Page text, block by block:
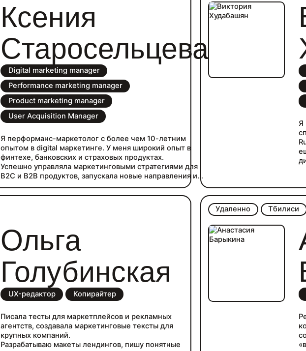
Ксения
Старосельцева
Digital marketing manager
Performance marketing manager
Product marketing manager
User Acquisition Manager
Я перформанс-маркетолог с более чем 10-летним
опытом в digital маркетинге. У меня широкий опыт в
финтехе, банковских и страховых продуктах.
Успешно управляла маркетинговыми стратегиями для
B2C и B2B продуктов, запускала новые направления и
оптимизировала CJM.
Мои проекты увеличивали выручку за год на 53%,
повышали retention до 83% и достигали ROMI и LTV выше
CRM и аналитическими инструментами.
Управляла кросс-функциональными командами до 10
человек.
Я
Ольга
Голубинская
UX-редактор Копирайтер
Писала тесты для маркетплейсов и рекламных
агентств, создавала маркетинговые тексты для
крупных компаний.
Разрабатываю макеты лендингов, пишу понятные
Удаленно Тбилиси